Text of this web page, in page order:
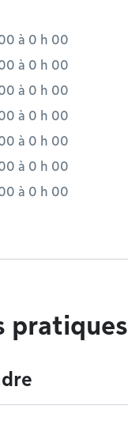
à 0 h 00
à 0 h 00
à 0 h 00
à 0 h 00
à 0 h 00
à 0 h 00
à 0 h 00
pratiques